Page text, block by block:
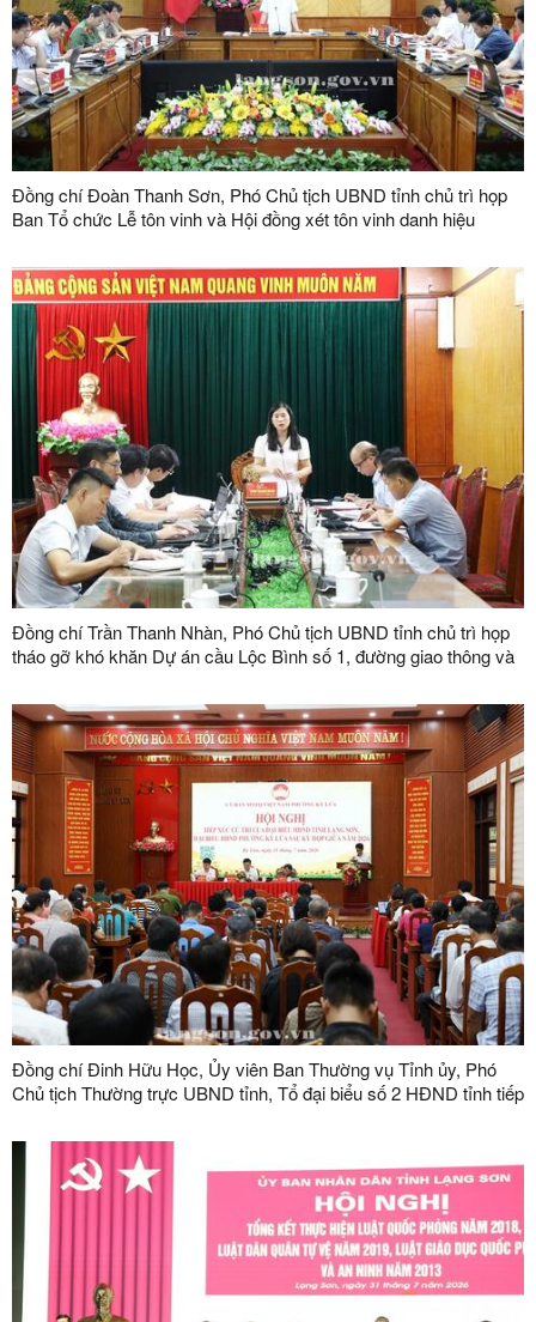
Đồng chí Đoàn Thanh Sơn, Phó Chủ tịch UBND tỉnh chủ trì họp
Ban Tổ chức Lễ tôn vinh và Hội đồng xét tôn vinh danh hiệu
năm 2026
Đồng chí Trần Thanh Nhàn, Phó Chủ tịch UBND tỉnh chủ trì họp
tháo gỡ khó khăn Dự án cầu Lộc Bình số 1, đường giao thông và
Đồng chí Đinh Hữu Học, Ủy viên Ban Thường vụ Tỉnh ủy, Phó
Chủ tịch Thường trực UBND tỉnh, Tổ đại biểu số 2 HĐND tỉnh tiếp